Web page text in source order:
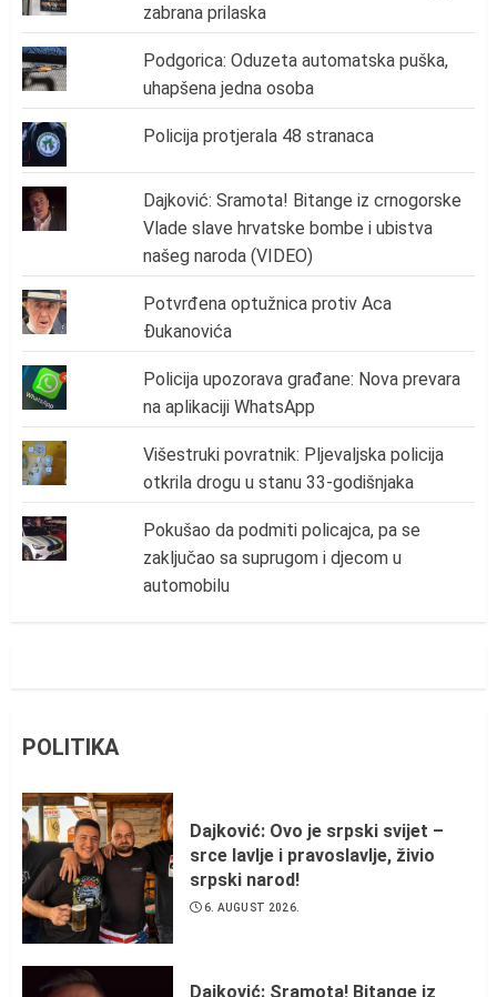
zabrana prilaska
Podgorica: Oduzeta automatska puška,
uhapšena jedna osoba
Policija protjerala 48 stranaca
Dajković: Sramota! Bitange iz crnogorske
Vlade slave hrvatske bombe i ubistva
našeg naroda (VIDEO)
Potvrđena optužnica protiv Aca
Đukanovića
Policija upozorava građane: Nova prevara
na aplikaciji WhatsApp
Višestruki povratnik: Pljevaljska policija
otkrila drogu u stanu 33-godišnjaka
Pokušao da podmiti policajca, pa se
zaključao sa suprugom i djecom u
automobilu
POLITIKA
Dajković: Ovo je srpski svijet –
srce lavlje i pravoslavlje, živio
srpski narod!
6. AUGUST 2026.
Dajković: Sramota! Bitange iz